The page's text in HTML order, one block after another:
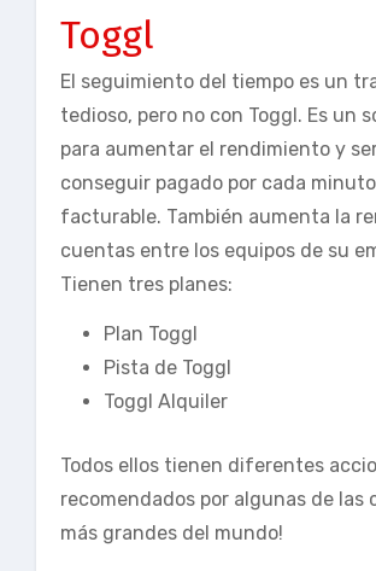
Toggl
El seguimiento del tiempo es un
tedioso, pero no con Toggl. Es un
para aumentar el rendimiento y
conseguir pagado por cada minuto
facturable. También aumenta la
cuentas entre los equipos de su
Tienen tres planes:
Plan Toggl
Pista de Toggl
Toggl Alquiler
Todos ellos tienen diferentes
recomendados por algunas de las
más grandes del mundo!